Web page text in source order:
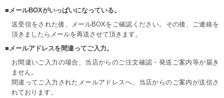
DETAIL
■メールBOXがいっぱいになっている。
送受信をされた後、メールBOXをご確認ください。その後、ご連絡を
頂きましたらメールを再送させて頂きます。
■メールアドレスを間違ってご入力。
お間違いご入力の場合、当店からのご注文確認・発送ご案内等が届き
ません。
間違ってご入力されたメールアドレスへ、当店からのご案内が送信さ
れております。